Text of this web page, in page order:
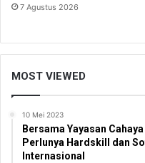
7 Agustus 2026
MOST VIEWED
10 Mei 2023
Bersama Yayasan
Perlunya Hardskill dan
Internasional